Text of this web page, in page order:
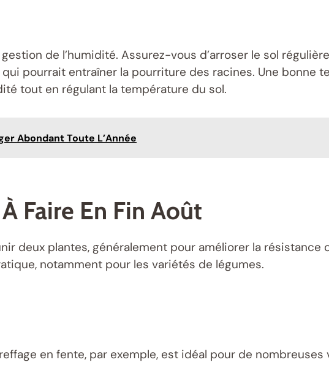
de l’humidité. Assurez-vous d’arroser le sol
pourrait entraîner la pourriture des racines. Une bonne
tout en régulant la température du sol.
Abondant Toute L’Année
Faire En Fin Août
deux plantes, généralement pour améliorer la résistance
notamment pour les variétés de légumes.
en fente, par exemple, est idéal pour de nombreuses